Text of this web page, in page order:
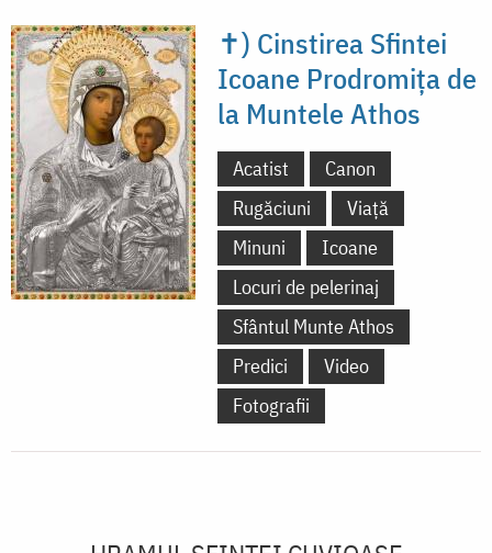
✝) Cinstirea Sfintei
Icoane Prodromița de
la Muntele Athos
Acatist
Canon
Rugăciuni
Viață
Minuni
Icoane
Locuri de pelerinaj
Sfântul Munte Athos
Predici
Video
Fotografii